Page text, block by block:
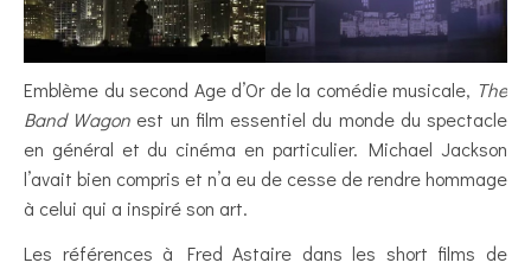
Emblème du second Age d’Or de la comédie musicale, The
Band Wagon est un film essentiel du monde du spectacle
en général et du cinéma en particulier. Michael Jackson
l’avait bien compris et n’a eu de cesse de rendre hommage
à celui qui a inspiré son art.
Les références à Fred Astaire dans les short films de